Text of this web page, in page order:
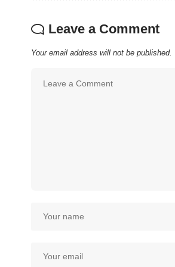
Leave a Comment
Your email address will not be published.